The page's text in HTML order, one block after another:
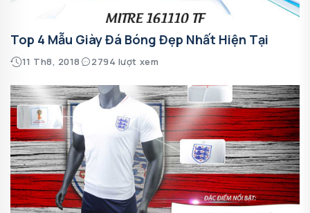
Top 4 Mẫu Giày Đá Bóng Đẹp Nhất Hiện Tại
11 Th8, 2018 2794 lượt xem